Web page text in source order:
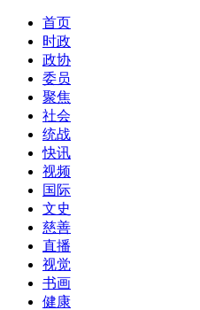
首页
时政
政协
委员
聚焦
社会
统战
快讯
视频
国际
文史
慈善
直播
视觉
书画
健康